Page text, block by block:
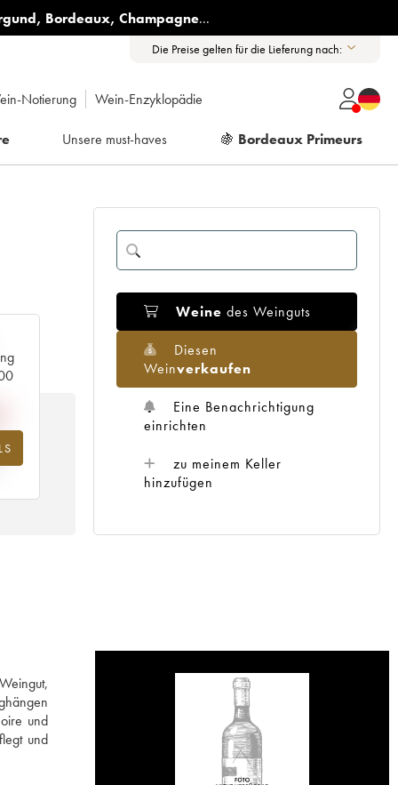
, Bordeaux, Champagne...
Die Preise gelten für die Lieferung nach:
Notierung Wein-Enzyklopädie
Unsere must-haves 🍇 Bordeaux Primeurs
Weine des Weinguts
Diesen
Weinverkaufen
Eine Benachrichtigung
einrichten
zu meinem Keller
hinzufügen
und
und